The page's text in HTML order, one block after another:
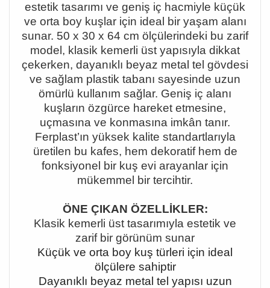
estetik tasarımı ve geniş iç hacmiyle küçük
ve orta boy kuşlar için ideal bir yaşam alanı
sunar. 50 x 30 x 64 cm ölçülerindeki bu zarif
model, klasik kemerli üst yapısıyla dikkat
çekerken, dayanıklı beyaz metal tel gövdesi
ve sağlam plastik tabanı sayesinde uzun
ömürlü kullanım sağlar. Geniş iç alanı
kuşların özgürce hareket etmesine,
uçmasına ve konmasına imkân tanır.
Ferplast’ın yüksek kalite standartlarıyla
üretilen bu kafes, hem dekoratif hem de
fonksiyonel bir kuş evi arayanlar için
mükemmel bir tercihtir.
ÖNE ÇIKAN ÖZELLİKLER:
Klasik kemerli üst tasarımıyla estetik ve
zarif bir görünüm sunar
Küçük ve orta boy kuş türleri için ideal
ölçülere sahiptir
Dayanıklı beyaz metal tel yapısı uzun